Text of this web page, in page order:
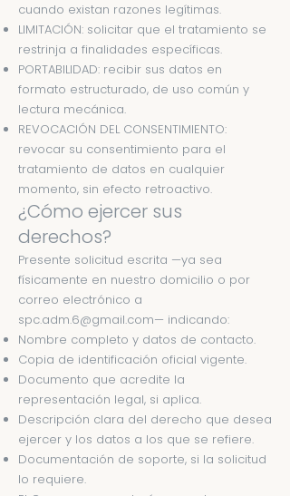
cuando existan razones legítimas.
LIMITACIÓN: solicitar que el tratamiento se
restrinja a finalidades específicas.
PORTABILIDAD: recibir sus datos en
formato estructurado, de uso común y
lectura mecánica.
REVOCACIÓN DEL CONSENTIMIENTO:
revocar su consentimiento para el
tratamiento de datos en cualquier
momento, sin efecto retroactivo.
¿Cómo ejercer sus
derechos?
Presente solicitud escrita —ya sea
físicamente en nuestro domicilio o por
correo electrónico a
spc.adm.6@gmail.com— indicando:
Nombre completo y datos de contacto.
Copia de identificación oficial vigente.
Documento que acredite la
representación legal, si aplica.
Descripción clara del derecho que desea
ejercer y los datos a los que se refiere.
Documentación de soporte, si la solicitud
lo requiere.